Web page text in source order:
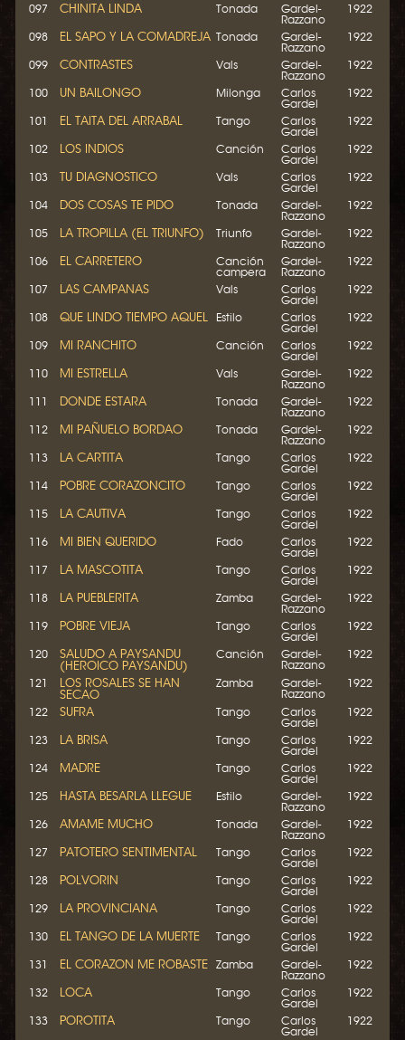
097 CHINITA LINDA Tonada
Gardel-
Razzano
1922
098 EL SAPO Y LA COMADREJA Tonada
Gardel-
Razzano
1922
099 CONTRASTES Vals
Gardel-
Razzano
1922
100 UN BAILONGO Milonga
Carlos
Gardel
1922
101 EL TAITA DEL ARRABAL Tango
Carlos
Gardel
1922
102 LOS INDIOS Canción
Carlos
Gardel
1922
103 TU DIAGNOSTICO Vals
Carlos
Gardel
1922
104 DOS COSAS TE PIDO Tonada
Gardel-
Razzano
1922
105 LA TROPILLA (EL TRIUNFO) Triunfo
Gardel-
Razzano
1922
106 EL CARRETERO
Canción
campera
Gardel-
Razzano
1922
107 LAS CAMPANAS Vals
Carlos
Gardel
1922
108 QUE LINDO TIEMPO AQUEL Estilo
Carlos
Gardel
1922
109 MI RANCHITO Canción
Carlos
Gardel
1922
110 MI ESTRELLA Vals
Gardel-
Razzano
1922
111 DONDE ESTARA Tonada
Gardel-
Razzano
1922
112 MI PAÑUELO BORDAO Tonada
Gardel-
Razzano
1922
113 LA CARTITA Tango
Carlos
Gardel
1922
114 POBRE CORAZONCITO Tango
Carlos
Gardel
1922
115 LA CAUTIVA Tango
Carlos
Gardel
1922
116 MI BIEN QUERIDO Fado
Carlos
Gardel
1922
117 LA MASCOTITA Tango
Carlos
Gardel
1922
118 LA PUEBLERITA Zamba
Gardel-
Razzano
1922
119 POBRE VIEJA Tango
Carlos
Gardel
1922
120 SALUDO A PAYSANDU
(HEROICO PAYSANDU)
Canción
Gardel-
Razzano
1922
121 LOS ROSALES SE HAN
SECAO
Zamba
Gardel-
Razzano
1922
122 SUFRA Tango
Carlos
Gardel
1922
123 LA BRISA Tango
Carlos
Gardel
1922
124 MADRE Tango
Carlos
Gardel
1922
125 HASTA BESARLA LLEGUE Estilo
Gardel-
Razzano
1922
126 AMAME MUCHO Tonada
Gardel-
Razzano
1922
127 PATOTERO SENTIMENTAL Tango
Carlos
Gardel
1922
128 POLVORIN Tango
Carlos
Gardel
1922
129 LA PROVINCIANA Tango
Carlos
Gardel
1922
130 EL TANGO DE LA MUERTE Tango
Carlos
Gardel
1922
131 EL CORAZON ME ROBASTE Zamba
Gardel-
Razzano
1922
132 LOCA Tango
Carlos
Gardel
1922
133 POROTITA Tango
Carlos
Gardel
1922